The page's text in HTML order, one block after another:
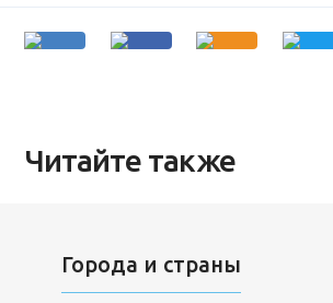
Читайте также
Города и страны